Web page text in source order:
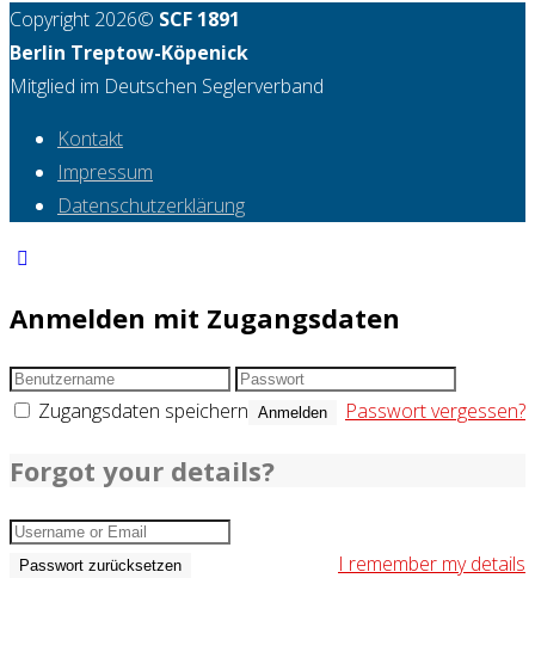
Copyright 2026© SCF 1891
Berlin Treptow-Köpenick
Mitglied im Deutschen Seglerverband
Kontakt
Impressum
Datenschutzerklärung
Anmelden mit Zugangsdaten
Anmelden
Zugangsdaten speichern Passwort vergessen?
Forgot your details?
Passwort zurücksetzen I remember my details